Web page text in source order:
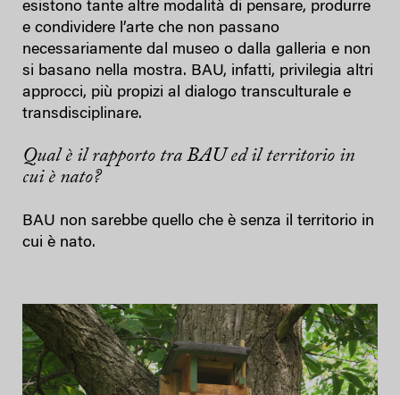
esistono tante altre modalità di pensare, produrre
e condividere l’arte che non passano
necessariamente dal museo o dalla galleria e non
si basano nella mostra. BAU, infatti, privilegia altri
approcci, più propizi al dialogo transculturale e
transdisciplinare.
Qual è il rapporto tra BAU ed il territorio in
cui è nato?
BAU non sarebbe quello che è senza il territorio in
cui è nato.